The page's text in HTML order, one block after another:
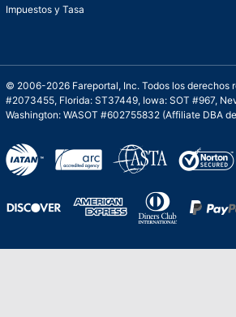
Impuestos y Tasa
© 2006-2026 Fareportal, Inc. Todos los derechos
#2073455, Florida: ST37449, Iowa: SOT #967,
Washington: WASOT #602755832 (Affiliate DBA